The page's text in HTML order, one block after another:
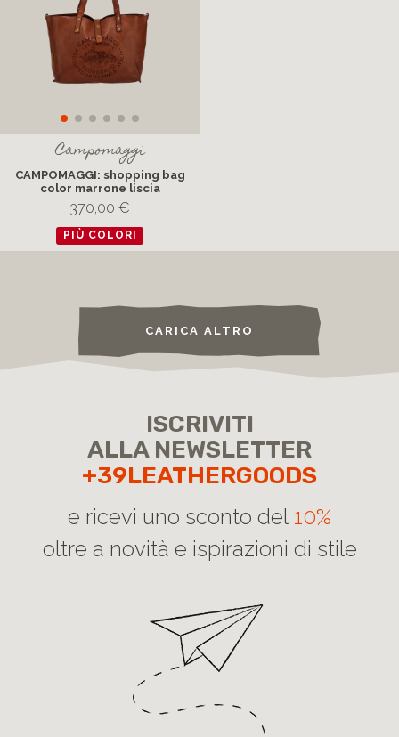
Campomaggi
CAMPOMAGGI: shopping bag
color marrone liscia
370,00 €
PIÙ COLORI
CARICA ALTRO
ISCRIVITI
ALLA NEWSLETTER
+39LEATHERGOODS
e ricevi uno sconto del 10%
oltre a novità e ispirazioni di stile